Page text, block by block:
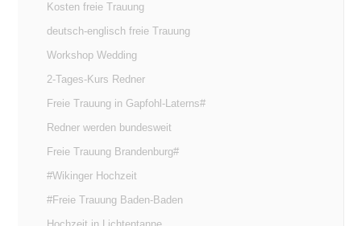
Kosten freie Trauung
deutsch-englisch freie Trauung
Workshop Wedding
2-Tages-Kurs Redner
Freie Trauung in Gapfohl-Laterns#
Redner werden bundesweit
Freie Trauung Brandenburg#
#Wikinger Hochzeit
#Freie Trauung Baden-Baden